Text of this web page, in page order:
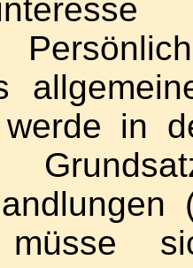
in
müsse